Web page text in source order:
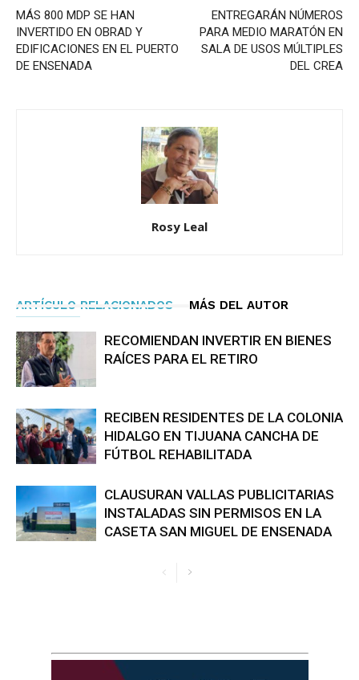
MÁS 800 MDP SE HAN
INVERTIDO EN OBRAD Y
EDIFICACIONES EN EL PUERTO
DE ENSENADA
ENTREGARÁN NÚMEROS
PARA MEDIO MARATÓN EN
SALA DE USOS MÚLTIPLES
DEL CREA
Rosy Leal
ARTÍCULO RELACIONADOS MÁS DEL AUTOR
RECOMIENDAN INVERTIR EN BIENES
RAÍCES PARA EL RETIRO
RECIBEN RESIDENTES DE LA COLONIA
HIDALGO EN TIJUANA CANCHA DE
FÚTBOL REHABILITADA
CLAUSURAN VALLAS PUBLICITARIAS
INSTALADAS SIN PERMISOS EN LA
CASETA SAN MIGUEL DE ENSENADA